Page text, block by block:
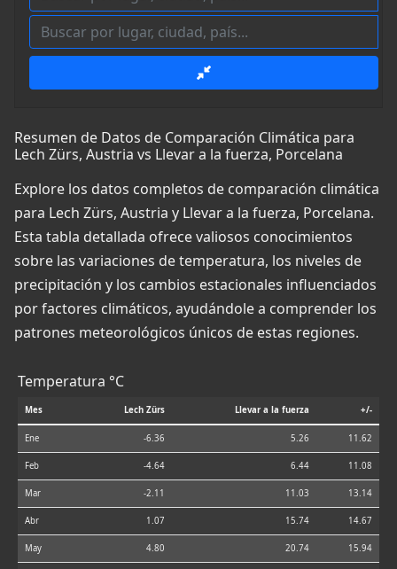
Resumen de Datos de Comparación Climática para
Lech Zürs, Austria vs Llevar a la fuerza, Porcelana
Explore los datos completos de comparación climática
para Lech Zürs, Austria y Llevar a la fuerza, Porcelana.
Esta tabla detallada ofrece valiosos conocimientos
sobre las variaciones de temperatura, los niveles de
precipitación y los cambios estacionales influenciados
por factores climáticos, ayudándole a comprender los
patrones meteorológicos únicos de estas regiones.
Temperatura °C
Mes Lech Zürs Llevar a la fuerza +/-
Ene -6.36 5.26 11.62
Feb -4.64 6.44 11.08
Mar -2.11 11.03 13.14
Abr 1.07 15.74 14.67
May 4.80 20.74 15.94